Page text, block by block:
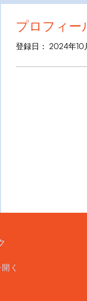
プロフィー
登録日： 2024年10
く